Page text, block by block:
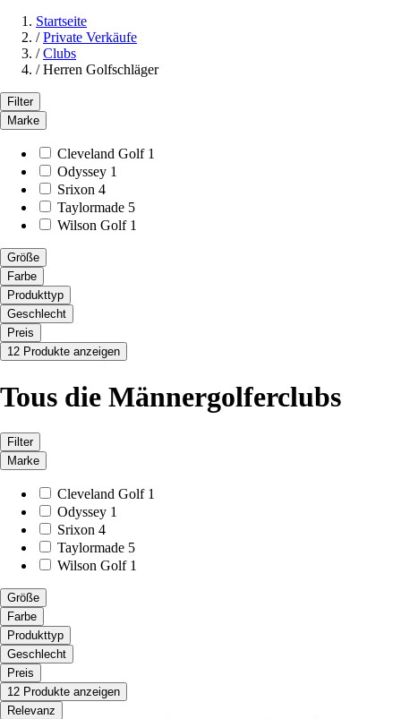
Startseite
/ Private Verkäufe
/ Clubs
/ Herren Golfschläger
Filter
Marke
Cleveland Golf 1
Odyssey 1
Srixon 4
Taylormade 5
Wilson Golf 1
Größe
Farbe
Produkttyp
Geschlecht
Preis
12 Produkte anzeigen
Tous die Männergolferclubs
Filter
Marke
Cleveland Golf 1
Odyssey 1
Srixon 4
Taylormade 5
Wilson Golf 1
Größe
Farbe
Produkttyp
Geschlecht
Preis
12 Produkte anzeigen
Relevanz